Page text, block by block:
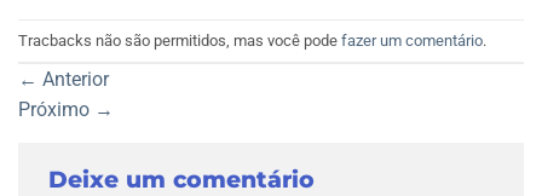
Tracbacks não são permitidos, mas você pode fazer um comentário.
← Anterior
Próximo →
Deixe um comentário